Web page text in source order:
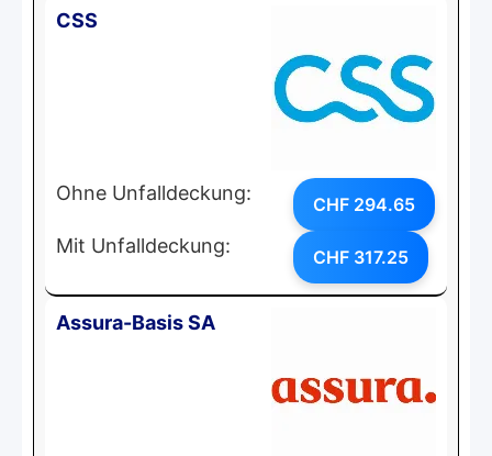
CSS
Ohne Unfalldeckung: CHF 294.65
Mit Unfalldeckung: CHF 317.25
Assura-Basis SA